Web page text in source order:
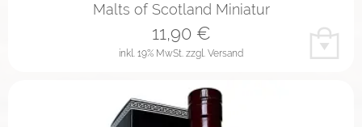
Malts of Scotland Miniatur
inkl. 19% MwSt. zzgl. Versand
11,90€